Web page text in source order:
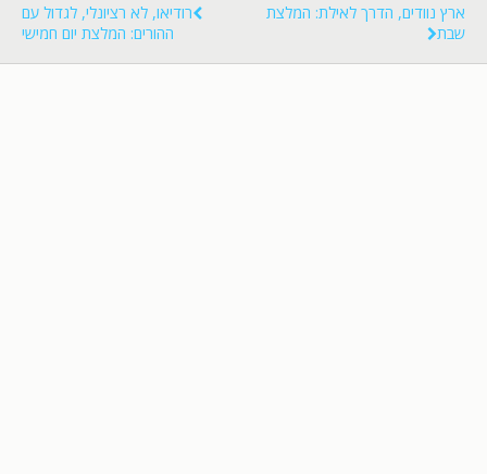
רודיאו, לא רציונלי, לגדול עם
ההורים: המלצת יום חמישי
ארץ נוודים, הדרך לאילת: המלצת
שבת